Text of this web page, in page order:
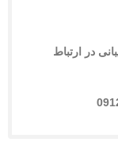
در ارتباط